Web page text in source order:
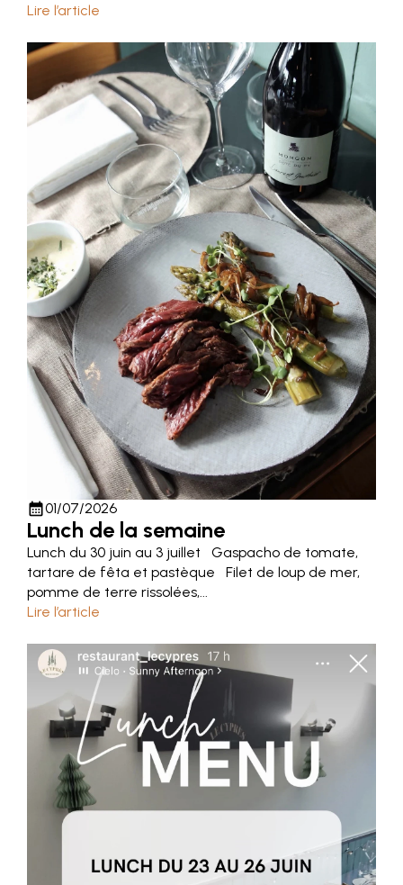
Lire l’article
calendar_month01/07/2026
Lunch de la semaine
Lunch du 30 juin au 3 juillet Gaspacho de tomate,
tartare de fêta et pastèque Filet de loup de mer,
pomme de terre rissolées,...
Lire l’article